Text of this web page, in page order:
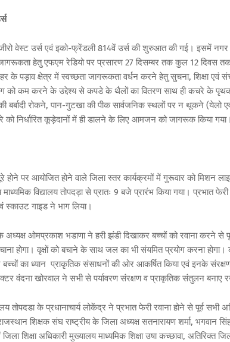
जीरो वेस्ट उर्स एवं इको-फ्रेंडली 814वें उर्स की शुरुआत की गई। इसमें
हेतु एफएम रेडियो पर प्रसारण 27 दिसम्बर तक कुल 12 दिवस तक
के पड़ाव क्षेत्र में स्वच्छता जागरूकता वर्धन करने हेतु सुचना, शिक्षा एवं
को कम करने के उद्देश्य से कपडे के थैलों का वितरण साथ ही कचरे के
रोकने, पान-गुटखा की पीक सार्वजनिक स्थलों पर न थूकने (येलो
को निर्धारित कूड़ेदानों में ही डालने के लिए आमजन को जागरूक किया गया।
होने पर आयोजित होने वाले जिला स्तर कार्यक्रमों में गुरूवार को मिशन
विद्यालय तोपदड़ा से प्रातः 9 बजे प्रारंभ किया गया। प्रभात फेरी
स्काउट गाइड ने भाग लिया।
अध्यक्ष ओमप्रकाश भडाणा ने हरी झंडी दिखाकर बच्चों को रवाना करने से
होगा। वृक्षों को बचाने के साथ जल का भी संयमित प्रयोग करना होगा।
बच्चों का ध्यान प्राकृतिक संसाधनों की ओर आकर्षित किया एवं इनके
वंदना खोरवाल ने सभी से पर्यावरण संरक्षण व प्राकृतिक संतुलन बनाए
तोपदडा के प्रधानाचार्य लोकेंद्र ने प्रभात फेरी रवाना होने से पूर्व सभी
शिक्षक संघ राष्ट्रीय के जिला अध्यक्ष सतनारायण शर्मा, भगवान
शिक्षा अधिकारी मुख्यालय माध्यमिक शिक्षा उषा कच्छावा, अतिरिक्त